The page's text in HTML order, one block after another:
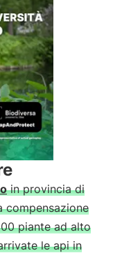
in provincia di
compensazione
piante ad alto
le api in